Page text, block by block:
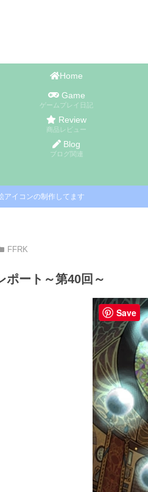
Home
Game
ゲームプレイ日記
Review
商品レビュー
Blog
ブログ関連
アイコンの制作してます
FFRK
ート～第40回～
Save